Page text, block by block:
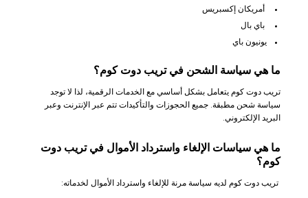
أمريكان إكسبريس
باي بال
يونيون باي
ما هي سياسة الشحن في تريب دوت كوم؟
تريب دوت كوم يتعامل بشكل أساسي مع الخدمات الرقمية، لذا لا توجد
سياسة شحن مطبقة. جميع الحجوزات والتأكيدات تتم عبر الإنترنت وعبر
البريد الإلكتروني.
ما هي سياسات الإلغاء واسترداد الأموال في تريب دوت
كوم؟
تريب دوت كوم لديه سياسة مرنة للإلغاء واسترداد الأموال لخدماته: